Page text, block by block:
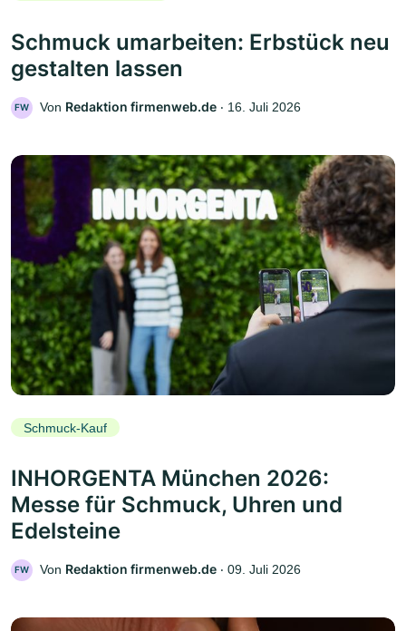
Schmuck umarbeiten: Erbstück neu
gestalten lassen
FW Von Redaktion firmenweb.de ‧ 16. Juli 2026
Schmuck-Kauf
INHORGENTA München 2026:
Messe für Schmuck, Uhren und
Edelsteine
FW Von Redaktion firmenweb.de ‧ 09. Juli 2026